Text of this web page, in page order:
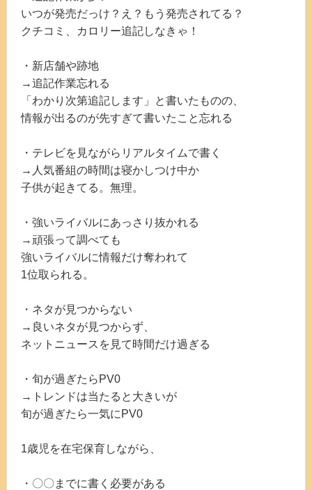
いつが発売だっけ？え？もう発売されてる？
クチコミ、カロリー追記しなきゃ！
・新店舗や跡地
→追記作業忘れる
「わかり次第追記します」と書いたものの、
情報が出るのが先すぎて書いたこと忘れる
・テレビを見ながらリアルタイムで書く
→人気番組の時間は寝かしつけ中か
子供が起きてる。無理。
・強いライバルにあっさり抜かれる
→頑張って調べても
強いライバルに情報だけ奪われて
1位取られる。
・ネタが見つからない
→良いネタが見つからず、
ネットニュースを見て時間だけ過ぎる
・旬が過ぎたらPV0
→トレンドは当たると大きいが
旬が過ぎたら一気にPV0
1歳児を在宅保育しながら、
・〇〇までに書く必要がある